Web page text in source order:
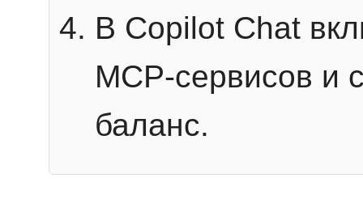
В Copilot Chat
MCP-сервисов и
баланс.